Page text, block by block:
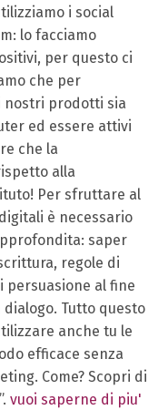
i social
lo facciamo
per questo ci
che per
nostri prodotti sia
ed essere attivi
che la
alla
Per sfruttare al
è necessario
saper
regole di
persuasione al fine
Tutto questo
anche tu le
efficace senza
Come? Scopri di
”. vuoi saperne di piu'